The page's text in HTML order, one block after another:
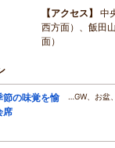
アクセス
中
西方面）、飯田
面）
節の味覚を愉
席
…GW、お盆、